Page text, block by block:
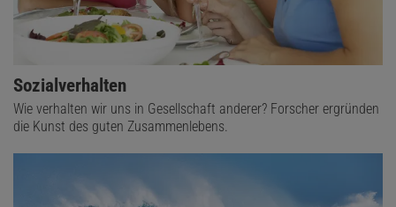
Sozialverhalten
Wie verhalten wir uns in Gesellschaft anderer? Forscher ergründen
die Kunst des guten Zusammenlebens.